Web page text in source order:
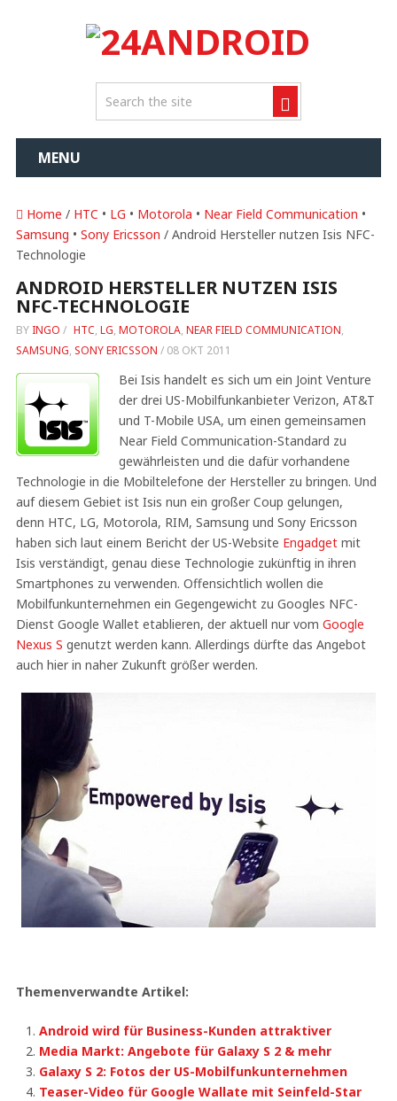
MENU
Home / HTC • LG • Motorola • Near Field Communication •
Samsung • Sony Ericsson / Android Hersteller nutzen Isis NFC-
Technologie
ANDROID HERSTELLER NUTZEN ISIS
NFC-TECHNOLOGIE
BY INGO / HTC, LG, MOTOROLA, NEAR FIELD COMMUNICATION,
SAMSUNG, SONY ERICSSON / 08 OKT 2011
Bei Isis handelt es sich um ein Joint Venture
der drei US-Mobilfunkanbieter Verizon, AT&T
und T-Mobile USA, um einen gemeinsamen
Near Field Communication-Standard zu
gewährleisten und die dafür vorhandene
Technologie in die Mobiltelefone der Hersteller zu bringen. Und
auf diesem Gebiet ist Isis nun ein großer Coup gelungen,
denn HTC, LG, Motorola, RIM, Samsung und Sony Ericsson
haben sich laut einem Bericht der US-Website Engadgetmit
Isis verständigt, genau diese Technologie zukünftig in ihren
Smartphones zu verwenden. Offensichtlich wollen die
Mobilfunkunternehmen ein Gegengewicht zu Googles NFC-
Dienst Google Wallet etablieren, der aktuell nur vom Google
Nexus S genutzt werden kann. Allerdings dürfte das Angebot
auch hier in naher Zukunft größer werden.
Themenverwandte Artikel:
Android wird für Business-Kunden attraktiver
Media Markt: Angebote für Galaxy S 2 & mehr
Galaxy S 2: Fotos der US-Mobilfunkunternehmen
Teaser-Video für Google Wallate mit Seinfeld-Star